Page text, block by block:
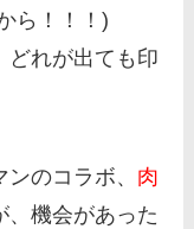
ら！！！)
どれが出ても印
のコラボ、 肉
、機会があった